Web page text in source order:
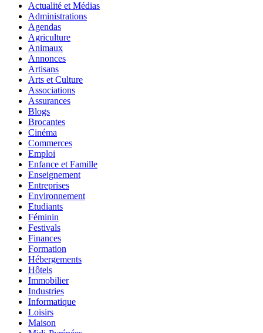
Actualité et Médias
Administrations
Agendas
Agriculture
Animaux
Annonces
Artisans
Arts et Culture
Associations
Assurances
Blogs
Brocantes
Cinéma
Commerces
Emploi
Enfance et Famille
Enseignement
Entreprises
Environnement
Etudiants
Féminin
Festivals
Finances
Formation
Hébergements
Hôtels
Immobilier
Industries
Informatique
Loisirs
Maison